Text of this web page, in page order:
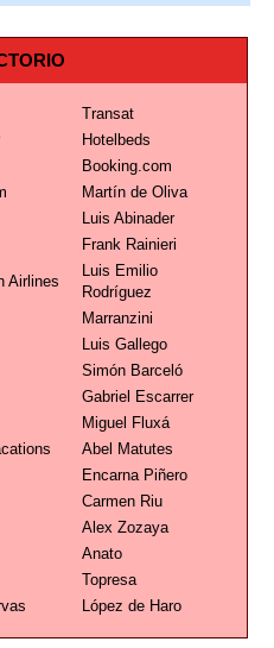
Transat
Hotelbeds
Booking.com
Martín de Oliva
Luis Abinader
Frank Rainieri
Airlines
Luis Emilio
Rodríguez
Marranzini
Luis Gallego
Simón Barceló
Gabriel Escarrer
Miguel Fluxá
Abel Matutes
Encarna Piñero
Carmen Riu
Alex Zozaya
Anato
Topresa
López de Haro